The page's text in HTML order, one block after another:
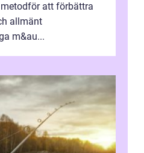
att förbättra
allmänt
m&au...